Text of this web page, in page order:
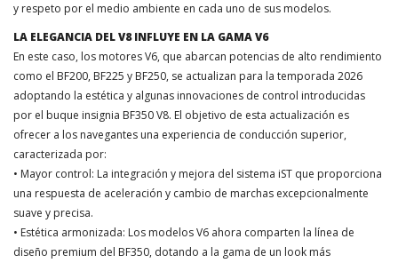
y respeto por el medio ambiente en cada uno de sus modelos.
LA ELEGANCIA DEL V8 INFLUYE EN LA GAMA V6
En este caso, los motores V6, que abarcan potencias de alto rendimiento
como el BF200, BF225 y BF250, se actualizan para la temporada 2026
adoptando la estética y algunas innovaciones de control introducidas
por el buque insignia BF350 V8. El objetivo de esta actualización es
ofrecer a los navegantes una experiencia de conducción superior,
caracterizada por:
• Mayor control: La integración y mejora del sistema iST que proporciona
una respuesta de aceleración y cambio de marchas excepcionalmente
suave y precisa.
• Estética armonizada: Los modelos V6 ahora comparten la línea de
diseño premium del BF350, dotando a la gama de un look más